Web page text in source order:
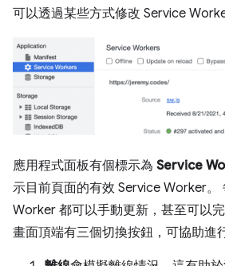
可以透過某些方式修改 Service
應用程式面板有個標示為 Service
示目前頁面的有效 Service Worker。
Worker 都可以手動更新，甚至可以
畫面頂端有三個切換按鈕，可協助進